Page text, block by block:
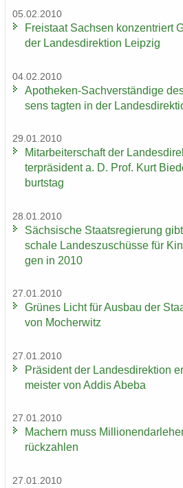
05.02.2010
Frei­staat Sach­sen kon­zen­triert
der Lan­des­di­rek­ti­on Leip­zig
04.02.2010
Apotheken-​Sachverständige
sens tag­ten in der
29.01.2010
Mit­ar­bei­ter­schaft der
ter­prä­si­dent a. D. Prof. Kurt
burts­tag
28.01.2010
Säch­si­sche Staats­re­gie­rung
scha­le Lan­des­zu­schüs­se für
gen in 2010
27.01.2010
Grü­nes Licht für Aus­bau der
von Mo­cher­witz
27.01.2010
Prä­si­dent der Lan­des­di­rek­ti­on
meis­ter von Addis Abeba
27.01.2010
Ma­chern muss
rück­zah­len
27.01.2010